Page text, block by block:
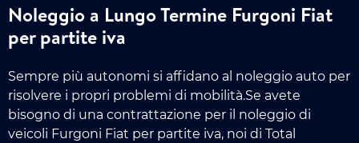
Noleggio a Lungo Termine Furgoni Fiat
per partite iva
Sempre più autonomi si affidano al noleggio auto per
risolvere i propri problemi di mobilità.Se avete
bisogno di una contrattazione per il noleggio di
veicoli Furgoni Fiat per partite iva, noi di Total